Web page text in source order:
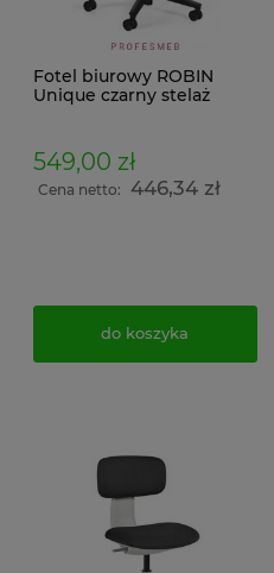
Fotel biurowy ROBIN
Unique czarny stelaż
nachylenie oparcia
549,00 zł
Cena netto: 446,34 zł
do koszyka